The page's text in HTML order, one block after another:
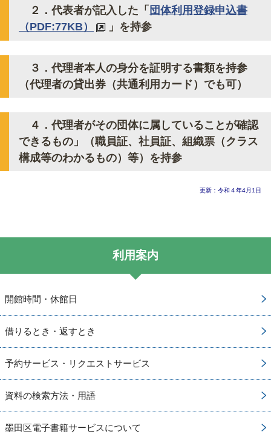
２．代表者が記入した「 団体利用登録申込書
（PDF:77KB）
」を持参
３．代理者本人の身分を証明する書類を持参
（代理者の貸出券（共通利用カード）でも可）
４．代理者がその団体に属していることが確認
できるもの」（職員証、社員証、組織票（クラス
構成等のわかるもの）等）を持参
更新：令和４年4月1日
利用案内
開館時間・休館日
借りるとき・返すとき
予約サービス・リクエストサービス
資料の検索方法・用語
墨田区電子書籍サービスについて